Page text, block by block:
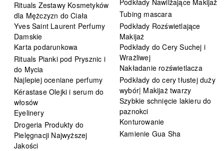
Rituals Zestawy Kosmetyków
dla Mężczyzn do Ciała
Yves Saint Laurent Perfumy
Damskie
Karta podarunkowa
Rituals Pianki pod Prysznic i
do Mycia
Najlepiej oceniane perfumy
Kérastase Olejki i serum do
włosów
Eyelinery
Drogeria Produkty do
Pielęgnacji Najwyższej
Jakości
Tubing mascara
Podkłady Rozświetlające
Makijaż
Podkłady do Cery Suchej i
Wrażliwej
Nakładanie rozświetlacza
Podkłady do cery tłustej duży
wybór| Makijaż twarzy
Szybkie schnięcie lakieru do
paznokci
Konturowanie
Kamienie Gua Sha